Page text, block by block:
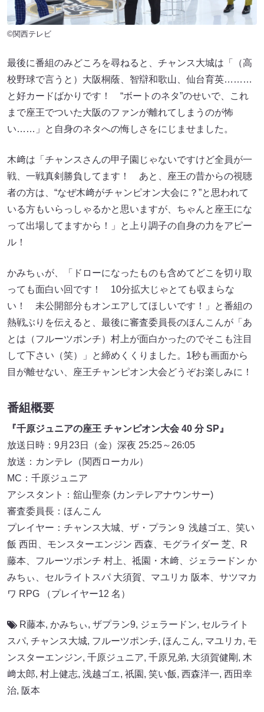
©関西テレビ
最後に番組のみどころを尋ねると、チャンス大城は「（高
校野球で言うと）大阪桐蔭、智辯和歌山、仙台育英………
と好カードばかりです！ “ボートのネタ”のせいで、これ
まで座王でついた大阪のファンが離れてしまうのが怖
い……」と自身のネタへの悔しさをにじませました。
木﨑は「チャンスさんの甲子園じゃないですけど全員が一
戦、一戦真剣勝負してます！ あと、座王の昔からの視聴
者の方は、“なぜ木﨑がチャンピオン大会に？”と思われて
いる方もいらっしゃるかと思いますが、ちゃんと座王にな
って出場してますから！」と上り調子の自身の力をアピー
ル！
かみちぃが、「ドローになったものも含めてどこを切り取
っても面白い回です！ 10分拡大じゃとても収まらな
い！ 未公開部分もオンエアしてほしいです！」と番組の
熱戦ぶりを伝えると、最後に審査委員長のほんこんが「あ
とは（フルーツポンチ）村上が面白かったのでそこも注目
して下さい（笑）」と締めくくりました。1秒も画面から
目が離せない、座王チャンピオン大会どうぞお楽しみに！
番組概要
『千原ジュニアの座王 チャンピオン大会 40 分 SP』
放送日時：9月23日（金）深夜 25:25～26:05
放送：カンテレ（関西ローカル）
MC：千原ジュニア
アシスタント：舘山聖奈 (カンテレアナウンサー)
審査委員長：ほんこん
プレイヤー：チャンス大城、ザ・プラン９ 浅越ゴエ、笑い
飯 西田、モンスターエンジン 西森、モグライダー 芝、R
藤本、フルーツポンチ 村上、祗園・木﨑、ジェラードン か
みちぃ、セルライトスパ 大須賀、マユリカ 阪本、サツマカ
ワ RPG （プレイヤー12 名）
R藤本, かみちぃ, ザプラン9, ジェラードン, セルライト
スパ, チャンス大城, フルーツポンチ, ほんこん, マユリカ, モ
ンスターエンジン, 千原ジュニア, 千原兄弟, 大須賀健剛 , 木
﨑太郎, 村上健志, 浅越ゴエ, 祇園 , 笑い飯, 西森洋一, 西田幸
治, 阪本